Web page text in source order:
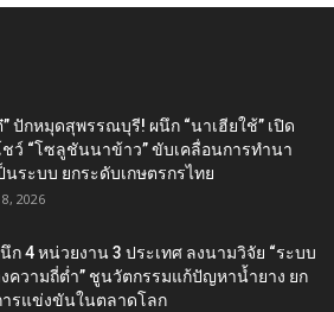
” ปักหมุดสุพรรณบุรี! ผนึก “นาเฮียใช้” เปิด
ว์ “โซลูชันนาข้าว” ขับเคลื่อนการทำนา
นระบบ ยกระดับเกษตรกรไทย
2026
ก 4 หน่วยงาน 3 ประเทศ ลงนามวิจัย “ระบบ
ความถี่ต่ำ” ชูนวัตกรรมแก้ปัญหาน้ำยาง ยก
ารแข่งขันในตลาดโลก